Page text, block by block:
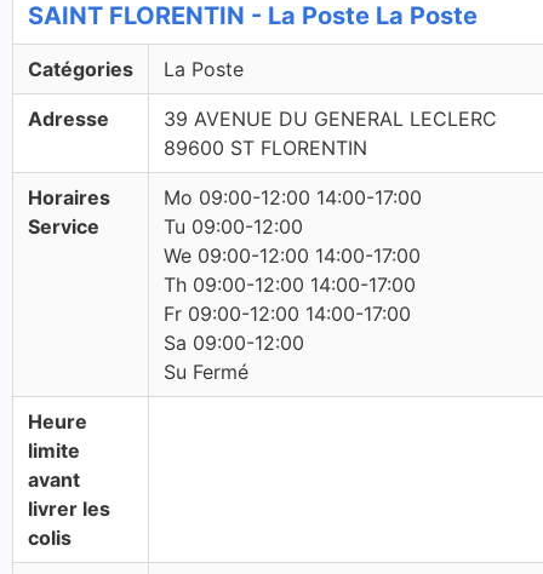
SAINT FLORENTIN - La Poste La Poste
Catégories La Poste
Adresse
39 AVENUE DU GENERAL LECLERC
89600 ST FLORENTIN
Horaires
Service
Mo 09:00-12:00 14:00-17:00
Tu 09:00-12:00
We 09:00-12:00 14:00-17:00
Th 09:00-12:00 14:00-17:00
Fr 09:00-12:00 14:00-17:00
Sa 09:00-12:00
Su Fermé
Heure
limite
avant
livrer les
colis